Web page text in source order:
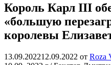
Король Карл III
«большую
королевы
13.09.202212.09.2022 от Roza